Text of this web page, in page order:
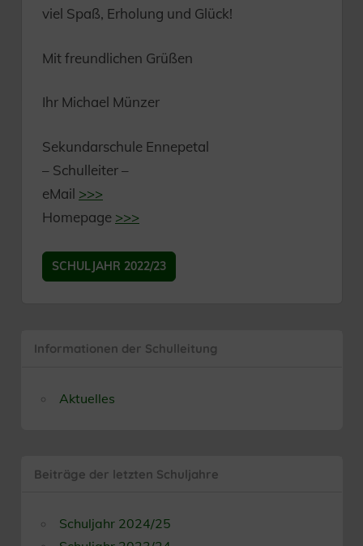
viel Spaß, Erholung und Glück!
Mit freundlichen Grüßen
Ihr Michael Münzer
Sekundarschule Ennepetal
– Schulleiter –
eMail >>>
Homepage >>>
SCHULJAHR 2022/23
Informationen der Schulleitung
Aktuelles
Beiträge der letzten Schuljahre
Schuljahr 2024/25